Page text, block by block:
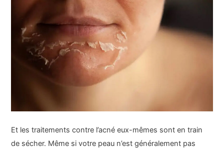
Et les traitements contre l’acné eux-mêmes sont en train
de sécher. Même si votre peau n’est généralement pas